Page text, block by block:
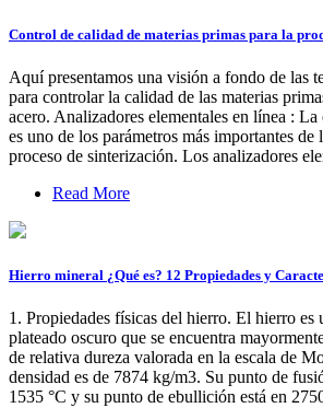
Control de calidad de materias primas para la
Aquí presentamos una visión a fondo de las
para controlar la calidad de las materias
acero. Analizadores elementales en línea :
es uno de los parámetros más importantes de
proceso de sinterización. Los analizadores
Read More
Hierro mineral ¿Qué es? 12 Propiedades y
1. Propiedades físicas del hierro. El hierro es
plateado oscuro que se encuentra
de relativa dureza valorada en la escala de
densidad es de 7874 kg/m3. Su punto de
1535 °C y su punto de ebullición está en